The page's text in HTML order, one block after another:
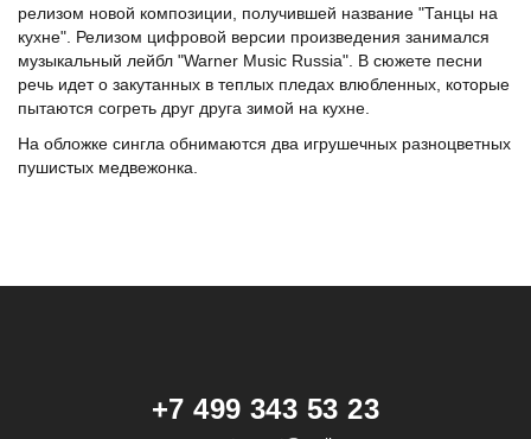
релизом новой композиции, получившей название "Танцы на
кухне". Релизом цифровой версии произведения занимался
музыкальный лейбл "Warner Music Russia". В сюжете песни
речь идет о закутанных в теплых пледах влюбленных, которые
пытаются согреть друг друга зимой на кухне.
На обложке сингла обнимаются два игрушечных разноцветных
пушистых медвежонка.
+7 499 343 53 23